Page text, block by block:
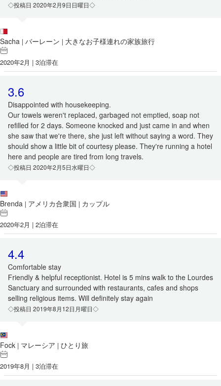
◇投稿日 2020年2月9日日曜日◇
Sacha | バーレーン | 大きなお子様連れの家族旅行
2020年2月 | 3泊滞在
3.6
Disappointed with housekeeping.
Our towels weren't replaced, garbaged not emptied, soap not
refilled for 2 days. Someone knocked and just came in and when
she saw that we're there, she just left without saying a word. They
should show a little bit of courtesy please. They're running a hotel
here and people are tired from long travels.
◇投稿日 2020年2月5日水曜日◇
Brenda | アメリカ合衆国 | カップル
2020年2月 | 2泊滞在
4.4
Comfortable stay
Friendly & helpful receptionist. Hotel is 5 mins walk to the Lourdes
Sanctuary and surrounded with restaurants, cafes and shops
selling religious items. Will definitely stay again
◇投稿日 2019年8月12日月曜日◇
Fock | マレーシア | ひとり旅
2019年8月 | 3泊滞在